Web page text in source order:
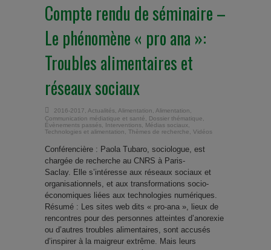
Compte rendu de séminaire –
Le phénomène « pro ana »:
Troubles alimentaires et
réseaux sociaux
2016-2017 Actualités Alimentation Alimentation
Communication médiatique et santé
Dossier thématique
Évènements passés
Interventions Médias sociaux
Technologies et alimentation
Thèmes de recherche Vidéos
Conférencière : Paola Tubaro, sociologue, est
chargée de recherche au CNRS à Paris-
Saclay. Elle s’intéresse aux réseaux sociaux et
organisationnels, et aux transformations socio-
économiques liées aux technologies numériques.
Résumé : Les sites web dits « pro-ana », lieux de
rencontres pour des personnes atteintes d’anorexie
ou d’autres troubles alimentaires, sont accusés
d’inspirer à la maigreur extrême. Mais leurs